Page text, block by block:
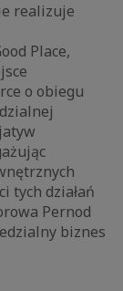
realizuje
Place,
o obiegu
tych działań
Pernod
biznes